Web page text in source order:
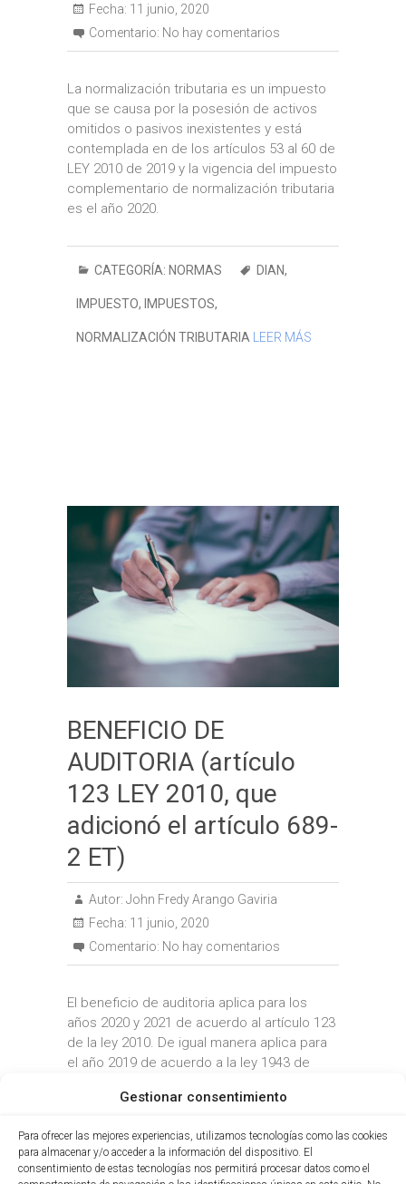
Gestionar consentimiento
Para ofrecer las mejores experiencias, utilizamos tecnologías como las cookies
para almacenar y/o acceder a la información del dispositivo. El
consentimiento de estas tecnologías nos permitirá procesar datos como el
Fecha: 11 junio, 2020
Comentario: No hay comentarios
La normalización tributaria es un impuesto
que se causa por la posesión de activos
omitidos o pasivos inexistentes y está
contemplada en de los artículos 53 al 60 de
LEY 2010 de 2019 y la vigencia del impuesto
complementario de normalización tributaria
es el año 2020.
CATEGORÍA: NORMAS DIAN,
IMPUESTO, IMPUESTOS,
NORMALIZACIÓN TRIBUTARIA LEER MÁS
BENEFICIO DE
AUDITORIA (artículo
123 LEY 2010, que
adicionó el artículo 689-
2 ET)
Autor: John Fredy Arango Gaviria
Fecha: 11 junio, 2020
Comentario: No hay comentarios
El beneficio de auditoria aplica para los
años 2020 y 2021 de acuerdo al artículo 123
de la ley 2010. De igual manera aplica para
el año 2019 de acuerdo a la ley 1943 de
diciembre de 2019
CATEGORÍA:NORMAS